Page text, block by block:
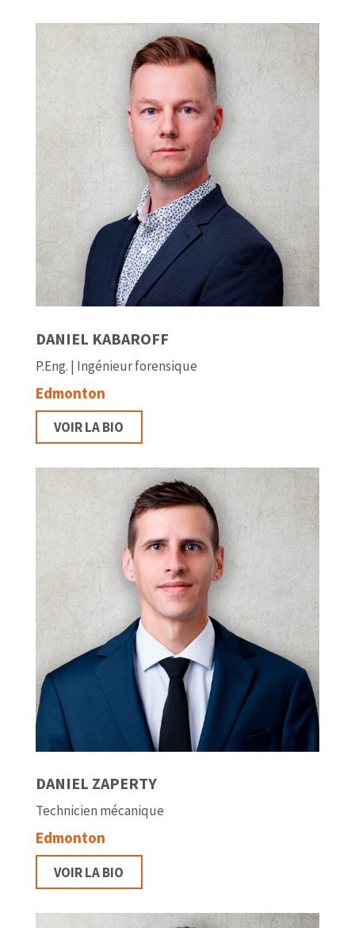
DANIEL KABAROFF
P.Eng. | Ingénieur forensique
Edmonton
VOIR LA BIO
DANIEL ZAPERTY
Technicien mécanique
Edmonton
VOIR LA BIO